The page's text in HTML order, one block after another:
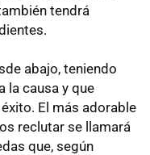
tendrá
abajo, teniendo
la causa y que
El más adorable
reclutar se llamará
que, según